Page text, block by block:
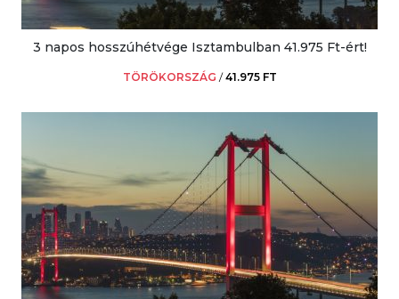
3 napos hosszúhétvége Isztambulban 41.975 Ft-ért!
TÖRÖKORSZÁG /41.975 FT